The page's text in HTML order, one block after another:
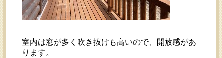
室内は窓が多く吹き抜けも高いので、開放感があ
ります。